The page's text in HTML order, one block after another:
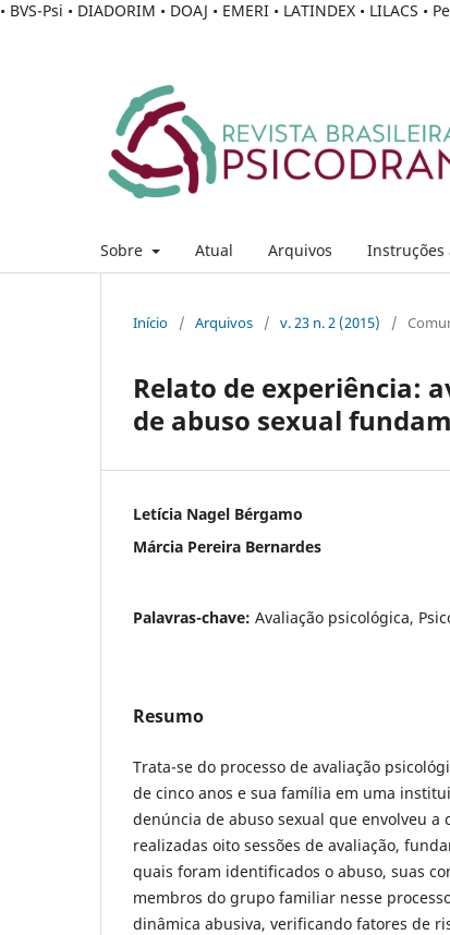
• BVS-Psi • DIADORIM • DOAJ • EMERI • LATINDEX • LILACS •
Sobre Atual Arquivos Instruções
Início / Arquivos / v. 23 n. 2 (2015) /
Relato de experiência:
de abuso sexual
Letícia Nagel Bérgamo
Márcia Pereira Bernardes
Palavras-chave: Avaliação psicológica,
Resumo
Trata-se do processo de avaliação
de cinco anos e sua família em uma
denúncia de abuso sexual que envolveu a
realizadas oito sessões de avaliação,
quais foram identificados o abuso, suas
membros do grupo familiar nesse
dinâmica abusiva, verificando fatores de